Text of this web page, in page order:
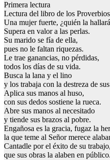
Primera lectura
Lectura del libro de los
Una mujer fuerte, ¿quién la
Supera en valor a las perlas.
Su marido se fía de ella,
pues no le faltan riquezas.
Le trae ganancias, no pérdidas,
todos los días de su vida.
Busca la lana y el lino
y los trabaja con la destreza de
Aplica sus manos al huso,
con sus dedos sostiene la rueca.
Abre sus manos al necesitado
y tiende sus brazos al pobre.
Engañosa es la gracia, fugaz la
la que teme al Señor merece
Cantadle por el éxito de su trabajo,
que sus obras la alaben en público.